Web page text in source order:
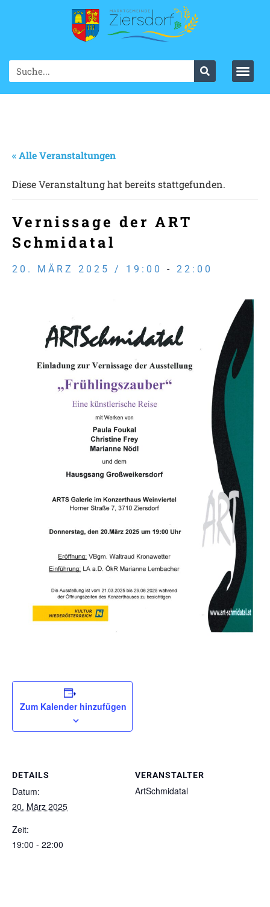
« Alle Veranstaltungen
Diese Veranstaltung hat bereits stattgefunden.
Vernissage der ART
Schmidatal
20. MÄRZ 2025 / 19:00 - 22:00
Zum Kalender hinzufügen
DETAILS
Datum:
20. März 2025
Zeit:
19:00 - 22:00
VERANSTALTER
ArtSchmidatal